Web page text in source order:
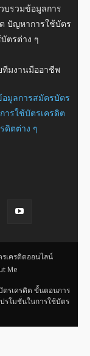
บรวมข้อมูลการ
ปัญหาการใช้บัตร
ตรต่าง ๆ
ทีมงานมืออาชีพ
อมูลการสมัครบัตร
รใช้บัตรเครดิต
ดิตต่าง ๆ
เครดิตออนไลน์
Me
รเครดิต ขั้นตอนการ
รโมชั่นในการใช้บัตร